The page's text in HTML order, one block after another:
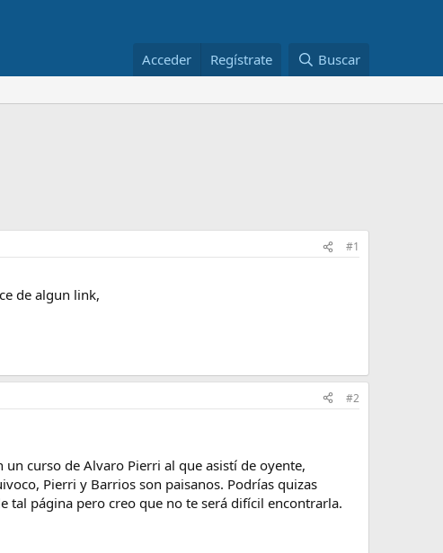
Acceder Regístrate Buscar
#1
de algun link,
#2
curso de Alvaro Pierri al que asistí de oyente,
Pierri y Barrios son paisanos. Podrías quizas
tal página pero creo que no te será difícil encontrarla.